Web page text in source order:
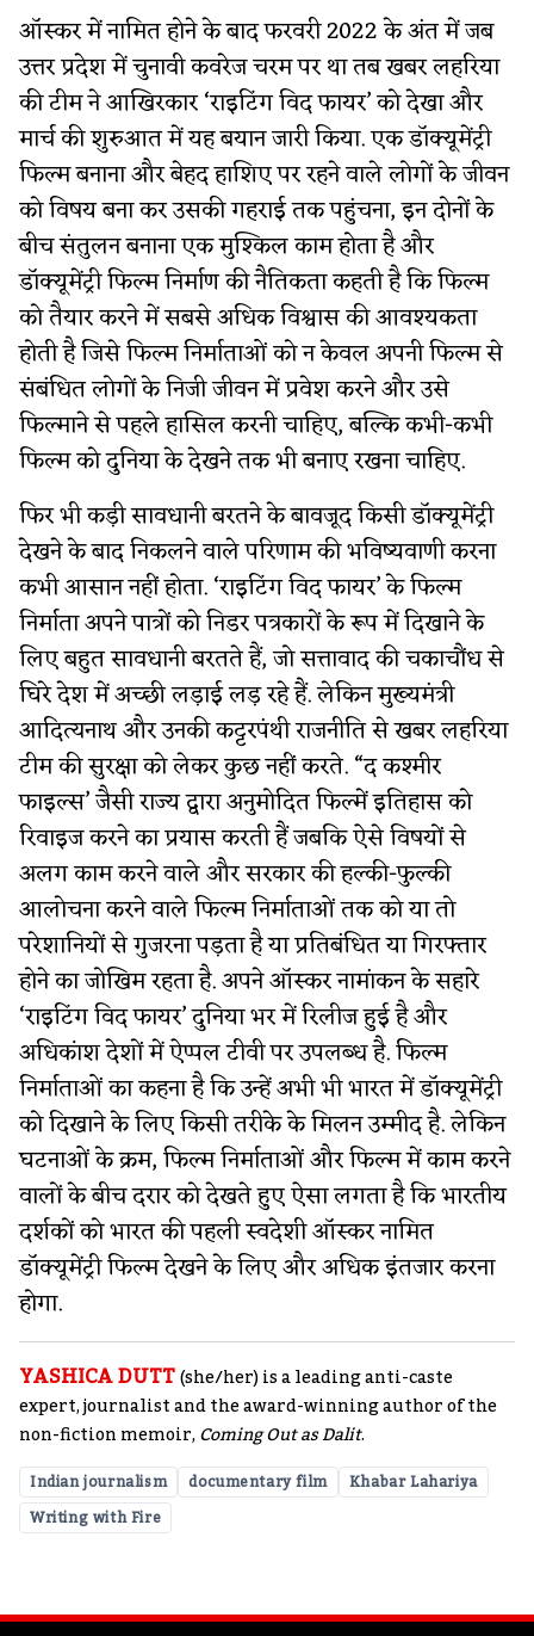
ऑस्कर में नामित होने के बाद फरवरी 2022 के अंत में जब
उत्तर प्रदेश में चुनावी कवरेज चरम पर था तब खबर लहरिया
की टीम ने आखिरकार ‘राइटिंग विद फायर’ को देखा और
मार्च की शुरुआत में यह बयान जारी किया. एक डॉक्यूमेंट्री
फिल्म बनाना और बेहद हाशिए पर रहने वाले लोगों के जीवन
को विषय बना कर उसकी गहराई तक पहुंचना, इन दोनों के
बीच संतुलन बनाना एक मुश्किल काम होता है और
डॉक्यूमेंट्री फिल्म निर्माण की नैतिकता कहती है कि फिल्म
को तैयार करने में सबसे अधिक विश्वास की आवश्यकता
होती है जिसे फिल्म निर्माताओं को न केवल अपनी फिल्म से
संबंधित लोगों के निजी जीवन में प्रवेश करने और उसे
फिल्माने से पहले हासिल करनी चाहिए, बल्कि कभी-कभी
फिल्म को दुनिया के देखने तक भी बनाए रखना चाहिए.
फिर भी कड़ी सावधानी बरतने के बावजूद किसी डॉक्यूमेंट्री
देखने के बाद निकलने वाले परिणाम की भविष्यवाणी करना
कभी आसान नहीं होता. ‘राइटिंग विद फायर’ के फिल्म
निर्माता अपने पात्रों को निडर पत्रकारों के रूप में दिखाने के
लिए बहुत सावधानी बरतते हैं, जो सत्तावाद की चकाचौंध से
घिरे देश में अच्छी लड़ाई लड़ रहे हैं. लेकिन मुख्यमंत्री
आदित्यनाथ और उनकी कट्टरपंथी राजनीति से खबर लहरिया
टीम की सुरक्षा को लेकर कुछ नहीं करते. “द कश्मीर
फाइल्स’ जैसी राज्य द्वारा अनुमोदित फिल्में इतिहास को
रिवाइज करने का प्रयास करती हैं जबकि ऐसे विषयों से
अलग काम करने वाले और सरकार की हल्की-फुल्की
आलोचना करने वाले फिल्म निर्माताओं तक को या तो
परेशानियों से गुजरना पड़ता है या प्रतिबंधित या गिरफ्तार
होने का जोखिम रहता है. अपने ऑस्कर नामांकन के सहारे
‘राइटिंग विद फायर’ दुनिया भर में रिलीज हुई है और
अधिकांश देशों में ऐप्पल टीवी पर उपलब्ध है. फिल्म
निर्माताओं का कहना है कि उन्हें अभी भी भारत में डॉक्यूमेंट्री
को दिखाने के लिए किसी तरीके के मिलन उम्मीद है. लेकिन
घटनाओं के क्रम, फिल्म निर्माताओं और फिल्म में काम करने
वालों के बीच दरार को देखते हुए ऐसा लगता है कि भारतीय
दर्शकों को भारत की पहली स्वदेशी ऑस्कर नामित
डॉक्यूमेंट्री फिल्म देखने के लिए और अधिक इंतजार करना
होगा.
YASHICA DUTT(she/her) is a leading anti-caste
expert, journalist and the award-winning author of the
non-fiction memoir,Coming Out as Dalit.
Indian journalism documentary film
Khabar Lahariya
Writing with Fire